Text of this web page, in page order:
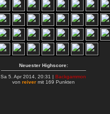
Neuester Highscore:
Sa 5. Apr 2014, 20:31 |Backgammon
von reiver mit 169 Punkten